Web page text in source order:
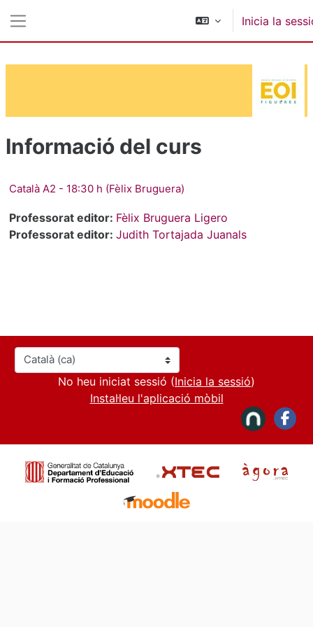
Inicia la
Informació del curs
Català A2 - 18:30 h (Fèlix Bruguera)
Professorat editor: Fèlix Bruguera Ligero
Professorat editor: Judith Tortajada Juanals
Idioma
No heu iniciat sessió (Inicia la sessió)
Instal·leu l'aplicació mòbil